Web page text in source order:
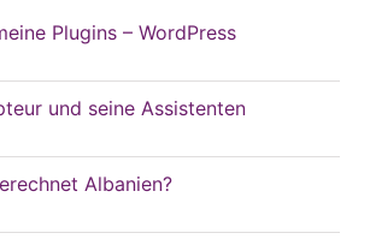
Plugins – WordPress
und seine Assistenten
Albanien?